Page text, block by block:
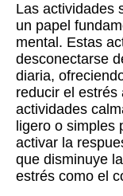
Las actividades
un papel
mental. Estas
desconectarse
diaria,
reducir el estrés
actividades
ligero o simples
activar la
que disminuye
estrés como el